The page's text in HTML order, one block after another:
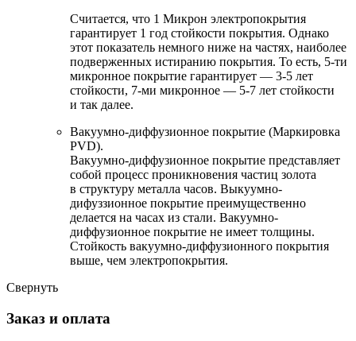
Считается, что 1 Микрон электропокрытия
гарантирует 1 год стойкости покрытия. Однако
этот показатель немного ниже на частях, наиболее
подверженных истиранию покрытия. То есть, 5-ти
микронное покрытие гарантирует — 3-5 лет
стойкости, 7-ми микронное — 5-7 лет стойкости
и так далее.
Вакуумно-диффузионное покрытие (Маркировка
PVD).
Вакуумно-диффузионное покрытие представляет
собой процесс проникновения частиц золота
в структуру металла часов. Выкуумно-
дифуззионное покрытие преимущественно
делается на часах из стали. Вакуумно-
диффузионное покрытие не имеет толщины.
Стойкость вакуумно-диффузионного покрытия
выше, чем электропокрытия.
Свернуть
Заказ и оплата